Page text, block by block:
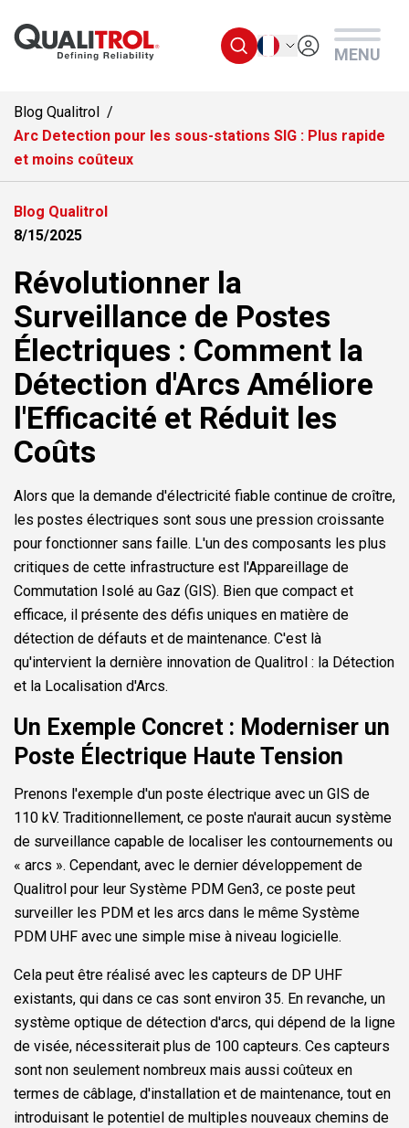
Français
MENU
Blog Qualitrol
Arc Detection pour les sous-stations SIG : Plus rapide
et moins coûteux
Blog Qualitrol
8/15/2025
Révolutionner la
Surveillance de Postes
Électriques : Comment la
Détection d'Arcs Améliore
l'Efficacité et Réduit les
Coûts
Alors que la demande d'électricité fiable continue de croître,
les postes électriques sont sous une pression croissante
pour fonctionner sans faille. L'un des composants les plus
critiques de cette infrastructure est l'Appareillage de
Commutation Isolé au Gaz (GIS). Bien que compact et
efficace, il présente des défis uniques en matière de
détection de défauts et de maintenance. C'est là
qu'intervient la dernière innovation de Qualitrol : la Détection
et la Localisation d'Arcs.
Un Exemple Concret : Moderniser un
Poste Électrique Haute Tension
Prenons l'exemple d'un poste électrique avec un GIS de
110 kV. Traditionnellement, ce poste n'aurait aucun système
de surveillance capable de localiser les contournements ou
« arcs ». Cependant, avec le dernier développement de
Qualitrol pour leur Système PDM Gen3, ce poste peut
surveiller les PDM et les arcs dans le même Système
PDM UHF avec une simple mise à niveau logicielle.
Cela peut être réalisé avec les capteurs de DP UHF
existants, qui dans ce cas sont environ 35. En revanche, un
système optique de détection d'arcs, qui dépend de la ligne
de visée, nécessiterait plus de 100 capteurs. Ces capteurs
sont non seulement nombreux mais aussi coûteux en
termes de câblage, d'installation et de maintenance, tout en
introduisant le potentiel de multiples nouveaux chemins de